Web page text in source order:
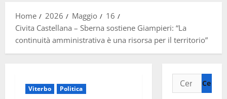
Home
2026 Maggio
16
Civita Castellana – Sberna sostiene Giampieri: “La
continuità amministrativa è una risorsa per il territorio”
Viterbo Politica
Ricerca
per: